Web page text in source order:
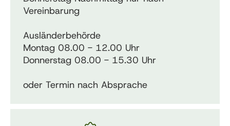
Vereinbarung
Ausländerbehörde
Montag 08.00 - 12.00 Uhr
Donnerstag 08.00 - 15.30 Uhr
oder Termin nach Absprache